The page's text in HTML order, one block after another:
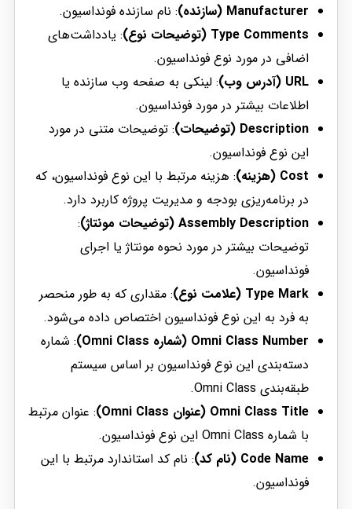
Manufacturer (سازنده)
: نام سازنده فونداسیون.
Type Comments (توضیحات نوع)
: یادداشت‌های
اضافی در مورد نوع فونداسیون.
URL (آدرس وب)
: لینکی به صفحه وب سازنده یا
اطلاعات بیشتر در مورد فونداسیون.
Description (توضیحات)
: توضیحات متنی در مورد
این نوع فونداسیون.
Cost (هزینه)
: هزینه مرتبط با این نوع فونداسیون، که
در برنامه‌ریزی بودجه و مدیریت پروژه کاربرد دارد.
Assembly Description (توضیحات مونتاژ)
:
توضیحات بیشتر در مورد نحوه مونتاژ یا اجرای
فونداسیون.
Type Mark (علامت نوع)
: مقداری که به طور منحصر
به فرد به این نوع فونداسیون اختصاص داده می‌شود.
Omni Class Number (شماره Omni Class)
: شماره
دسته‌بندی این نوع فونداسیون بر اساس سیستم
طبقه‌بندی Omni Class.
Omni Class Title (عنوان Omni Class)
: عنوان مرتبط
با شماره Omni Class این نوع فونداسیون.
Code Name (نام کد)
: نام کد استاندارد مرتبط با این
فونداسیون.